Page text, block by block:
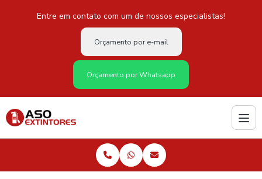
Entre em contato com um de nossos especialistas!
Orçamento por e-mail
Orçamento por Whatsapp